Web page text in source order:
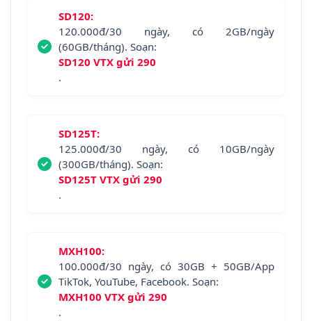
SD120:
120.000đ/30 ngày, có 2GB/ngày
(60GB/tháng). Soạn:
SD120 VTX gửi 290
.
SD125T:
125.000đ/30 ngày, có 10GB/ngày
(300GB/tháng). Soạn:
SD125T VTX gửi 290
.
MXH100:
100.000đ/30 ngày, có 30GB + 50GB/App
TikTok, YouTube, Facebook. Soạn:
MXH100 VTX gửi 290
.